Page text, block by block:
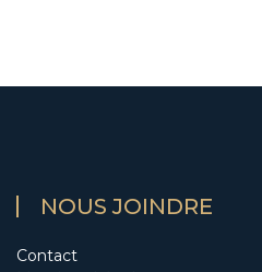
NOUS JOINDRE
Contact